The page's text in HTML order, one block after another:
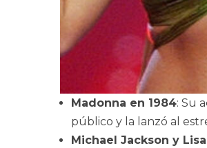
Madonna en 1984: Su
público y la lanzó al
Michael Jackson y